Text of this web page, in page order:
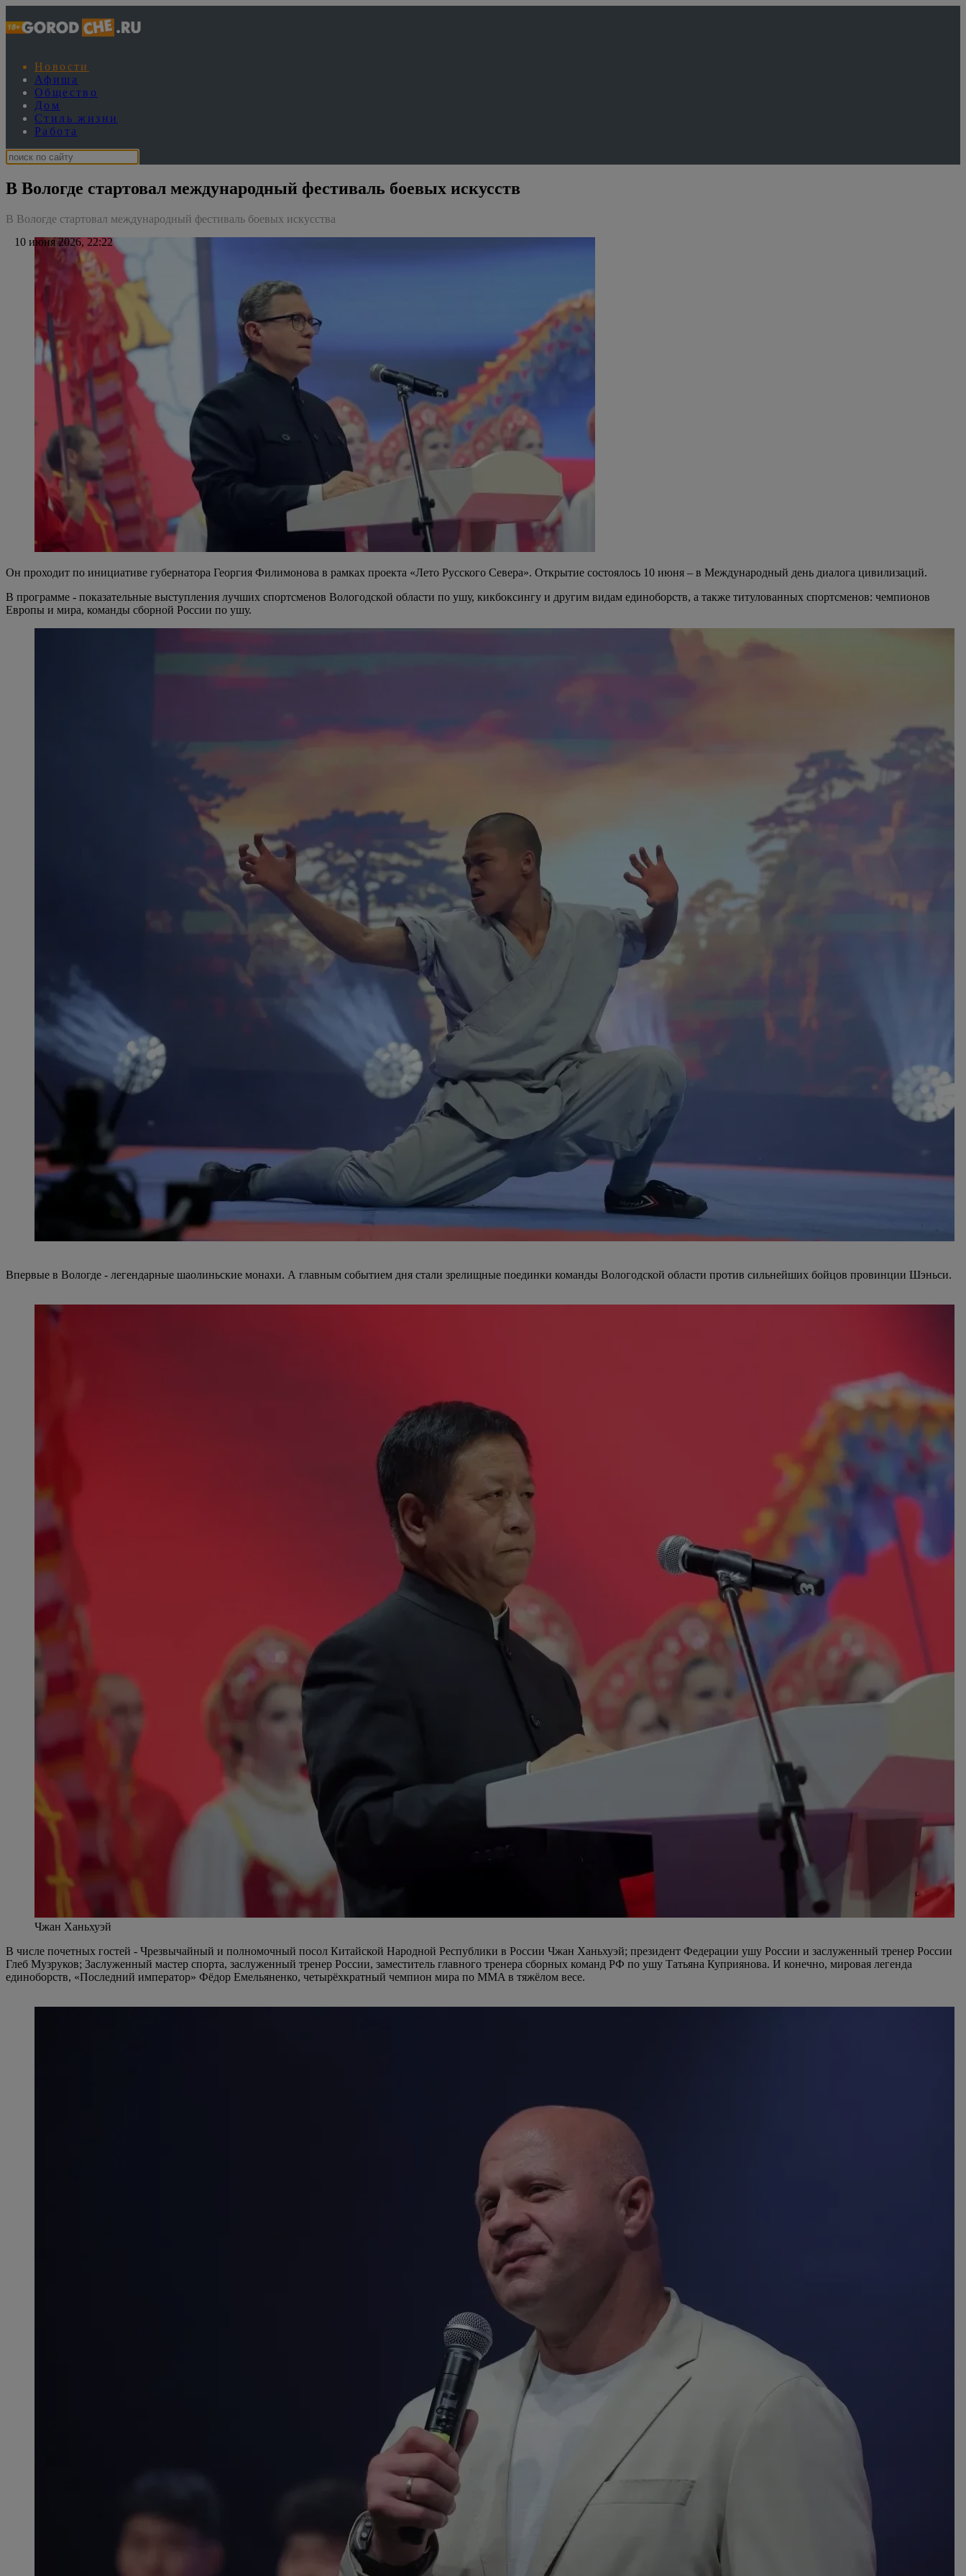
Новости
Афиша
Общество
Дом
Стиль жизни
Работа
В Вологде стартовал международный фестиваль боевых искусств
В Вологде стартовал международный фестиваль боевых искусства
10 июня 2026, 22:22
Он проходит по инициативе губернатора Георгия Филимонова в рамках проекта «Лето Русского Севера». Открытие состоялось 10 июня – в Международный день диалога цивилизаций.
В программе - показательные выступления лучших спортсменов Вологодской области по ушу, кикбоксингу и другим видам единоборств, а также титулованных спортсменов: чемпионов
Европы и мира, команды сборной России по ушу.
Впервые в Вологде - легендарные шаолиньские монахи. А главным событием дня стали зрелищные поединки команды Вологодской области против сильнейших бойцов провинции Шэньси.
Чжан Ханьхуэй
В числе почетных гостей - Чрезвычайный и полномочный посол Китайской Народной Республики в России Чжан Ханьхуэй; президент Федерации ушу России и заслуженный тренер России
Глеб Музруков; Заслуженный мастер спорта, заслуженный тренер России, заместитель главного тренера сборных команд РФ по ушу Татьяна Куприянова. И конечно, мировая легенда
единоборств, «Последний император» Фёдор Емельяненко, четырёхкратный чемпион мира по MMA в тяжёлом весе.